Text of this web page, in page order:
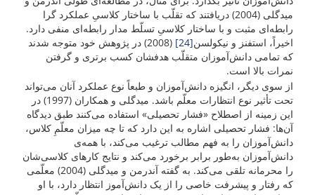
میدگلی (2004) دریافتند که تقلّب با ساختار کلاسیِ عملکرد گرا
رابطه‌ای مثبت و با ساختار کلاسیِ تسلّط مدار رابطه‌ای منفی دارد.
اخیراً، استفنز و نیکولسن[24]
(2008) در پژوهش خود متوجه شدند
که تمامی دانش‌آموزان متقلّب هدفشان کسب برتری و گرفتن
نمرات بالا است.
از سوی دیگر، انگیزه دانش‌آموزان و طبعاً نوع عملکرد آنان می‌تواند
تحت تأثیر نوع انتظارات معلّم باشد. میدگلی و همکاران (1997) در
این زمینه از اصطلاح «فشار تحصیلی» استفاده می‌کنند طبق دیدگاه
آن‌ها: فشار تحصیلی اشاره به این دارد که تا چه میزان معلّمِ کلاس،
دانش‌آموزان را به فهم مطالب ترغیب می‌کند، با همه‌ی
دانش‌آموزان به‌طور برابر برخورد می‌کند و نتایج کارهای کلاسی‌شان
را محرمانه تلقی می‌کند. به گفته آندرمن و میدگلی (2004) معلّمی
که رفتار و پیشرفت خاصی را از یک دانش‌آموز انتظار دارد، با او